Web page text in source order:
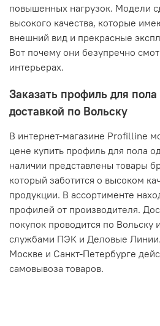
повышенных нагрузок. Модели
высокого качества, которые
внешний вид и прекрасные
Вот почему они безупречно
интерьерах.
Заказать профиль для
доставкой по Вольску
В интернет-магазине Profilline
цене купить профиль для пола
наличии представлены товары
который заботится о высоком
продукции. В ассортименте
профилей от производителя.
покупок проводится по Вольску
службами ПЭК и Деловые
Москве и Санкт-Петербурге
самовывоза товаров.